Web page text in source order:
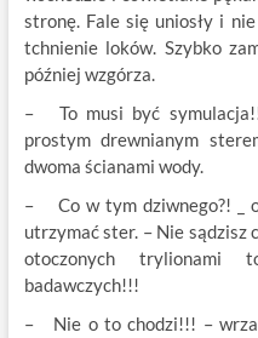
stronę. Fale się uniosły i
tchnienie loków. Szybko
później wzgórza.
– To musi być symulacja!!
prostym drewnianym
dwoma ścianami wody.
– Co w tym dziwnego?! _
utrzymać ster. – Nie sądzisz
otoczonych trylionami
badawczych!!!
– Nie o to chodzi!!! –